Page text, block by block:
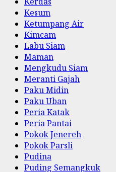
Kesum
Ketumpang Air
Kimcam
Labu Siam
Maman
Mengkudu Siam
Meranti Gajah
Paku Midin
Paku Uban
Peria Katak
Peria Pantai
Pokok Jenereh
Pokok Parsli
Pudina
Puding Semangkuk